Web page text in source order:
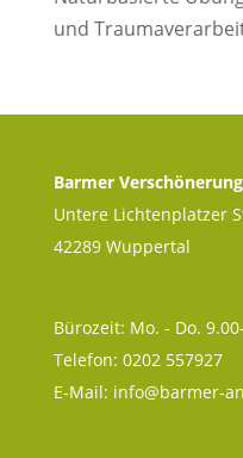
und
Barmer
Untere Lichtenplatzer
42289 Wuppertal
Bürozeit: Mo. - Do.
Telefon: 0202 557927
E-Mail: info@barmer-